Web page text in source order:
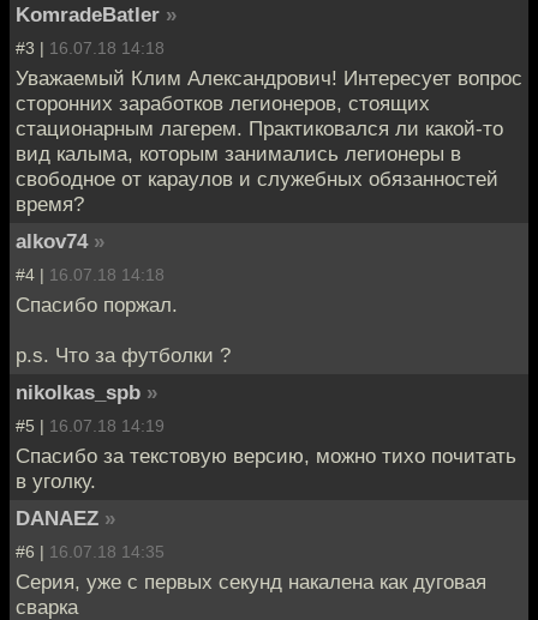
KomradeBatler »
#3 | 16.07.18 14:18
Уважаемый Клим Александрович! Интересует вопрос
сторонних заработков легионеров, стоящих
стационарным лагерем. Практиковался ли какой-то
вид калыма, которым занимались легионеры в
свободное от караулов и служебных обязанностей
время?
alkov74 »
#4 | 16.07.18 14:18
Спасибо поржал.
p.s. Что за футболки ?
nikolkas_spb »
#5 | 16.07.18 14:19
Спасибо за текстовую версию, можно тихо почитать
в уголку.
DANAEZ »
#6 | 16.07.18 14:35
Серия, уже с первых секунд накалена как дуговая
сварка